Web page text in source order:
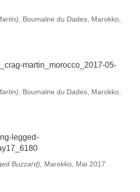
Boumalne du Dades, Marokko,
Boumalne du Dades, Marokko,
Buzzard), Marokko, Mai 2017